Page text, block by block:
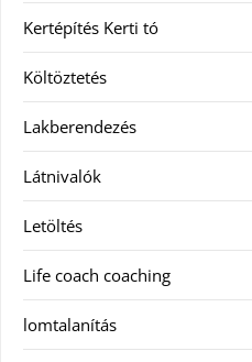
Kertépítés Kerti tó
Költöztetés
Lakberendezés
Látnivalók
Letöltés
Life coach coaching
lomtalanítás